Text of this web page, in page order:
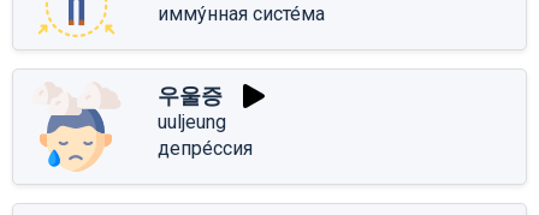
имму́нная систе́ма
우울증
uuljeung
депре́ссия